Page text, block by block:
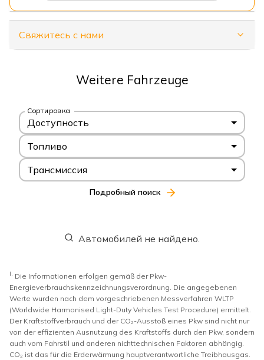
Свяжитесь с нами
Weitere Fahrzeuge
Сортировка
Доступность
Топливо
Трансмиссия
Подробный поиск
Автомобилей не найдено.
I. Die Informationen erfolgen gemäß der Pkw-
Energieverbrauchskennzeichnungsverordnung. Die angegebenen
Werte wurden nach dem vorgeschriebenen Messverfahren WLTP
(Worldwide Harmonised Light-Duty Vehicles Test Procedure) ermittelt.
Der Kraftstoffverbrauch und der CO₂-Ausstoß eines Pkw sind nicht nur
von der effizienten Ausnutzung des Kraftstoffs durch den Pkw, sondern
auch vom Fahrstil und anderen nichttechnischen Faktoren abhängig.
CO₂ ist das für die Erderwärmung hauptverantwortliche Treibhausgas.